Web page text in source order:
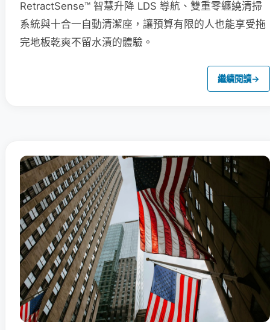
RetractSense™ 智慧升降 LDS 導航、雙重零纏繞清掃
系統與十合一自動清潔座，讓預算有限的人也能享受拖
完地板乾爽不留水漬的體驗。
繼續閱讀→